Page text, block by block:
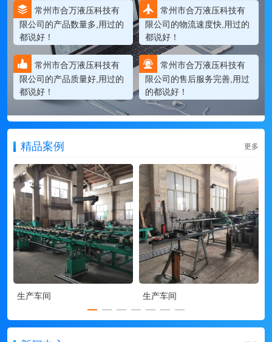
常州市合万液压科技有
限公司的产品数量多,用过的
都说好！
常州市合万液压科技有
限公司的物流速度快,用过的
都说好！
常州市合万液压科技有
限公司的产品质量好,用过的
都说好！
常州市合万液压科技有
限公司的售后服务完善,用过
的都说好！
精品案例 更多
生产车间 生产车间